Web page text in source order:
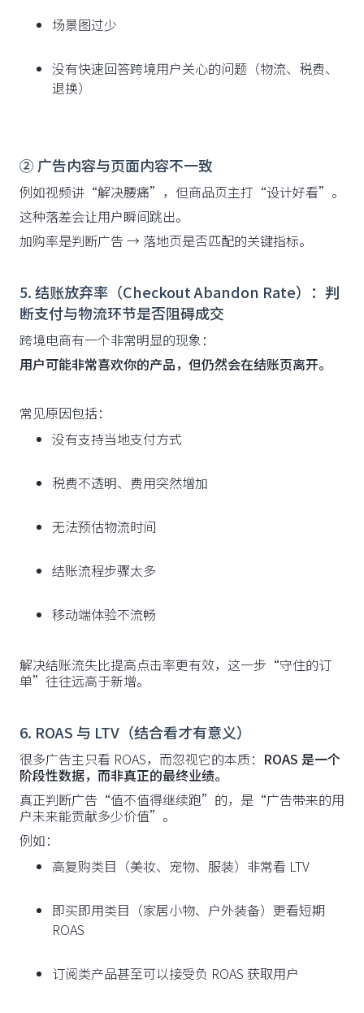
场景图过少
没有快速回答跨境用户关心的问题（物流、税费、
退换）
② 广告内容与页面内容不一致
例如视频讲“解决腰痛”，但商品页主打“设计好看”。
这种落差会让用户瞬间跳出。
加购率是判断广告 → 落地页是否匹配的关键指标。
5. 结账放弃率（Checkout Abandon Rate）：判
断支付与物流环节是否阻碍成交
跨境电商有一个非常明显的现象：
用户可能非常喜欢你的产品，但仍然会在结账页离开。
常见原因包括：
没有支持当地支付方式
税费不透明、费用突然增加
无法预估物流时间
结账流程步骤太多
移动端体验不流畅
解决结账流失比提高点击率更有效，这一步“守住的订
单”往往远高于新增。
6. ROAS 与 LTV（结合看才有意义）
很多广告主只看 ROAS，而忽视它的本质： ROAS 是一个
阶段性数据，而非真正的最终业绩。
真正判断广告“值不值得继续跑”的，是“广告带来的用
户未来能贡献多少价值”。
例如：
高复购类目（美妆、宠物、服装）非常看 LTV
即买即用类目（家居小物、户外装备）更看短期
ROAS
订阅类产品甚至可以接受负 ROAS 获取用户